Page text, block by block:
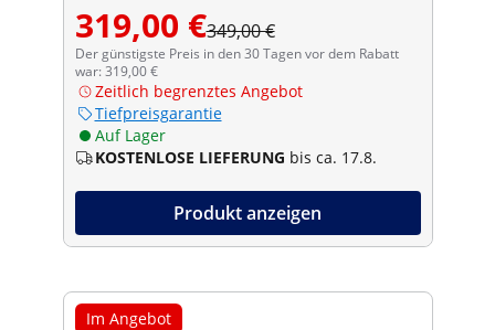
319,00 €349,00 €
Der günstigste Preis in den 30 Tagen vor dem Rabatt
war: 319,00 €
Zeitlich begrenztes Angebot
Tiefpreisgarantie
Auf Lager
KOSTENLOSE LIEFERUNG bis ca. 17.8.
Produkt anzeigen
Im Angebot